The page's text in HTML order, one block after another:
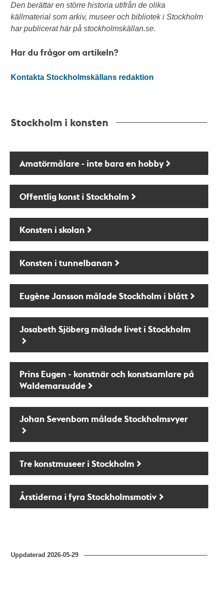
Den berättar en större historia utifrån de olika
källmaterial som arkiv, museer och bibliotek i Stockholm
har publicerat här på stockholmskällan.se.
Har du frågor om artikeln?
Kontakta Stockholmskällans redaktion
Stockholm i konsten
Amatörmålare - inte bara en hobby
Offentlig konst i Stockholm
Konsten i skolan
Konsten i tunnelbanan
Eugène Jansson målade Stockholm i blått
Josabeth Sjöberg målade livet i Stockholm
Prins Eugen - konstnär och konstsamlare på
Waldemarsudde
Johan Sevenbom målade Stockholmsvyer
Tre konstmuseer i Stockholm
Årstiderna i fyra Stockholmsmotiv
Uppdaterad2026-05-29